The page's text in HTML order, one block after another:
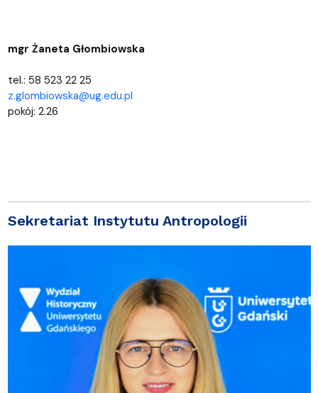
mgr Żaneta Głombiowska
tel.: 58 523 22 25
z.glombiowska@ug.edu.pl
pokój: 2.26
Sekretariat Instytutu Antropologii